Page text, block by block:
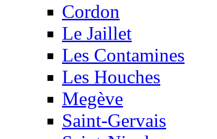
Cordon
Le Jaillet
Les Contamines
Les Houches
Megève
Saint-Gervais